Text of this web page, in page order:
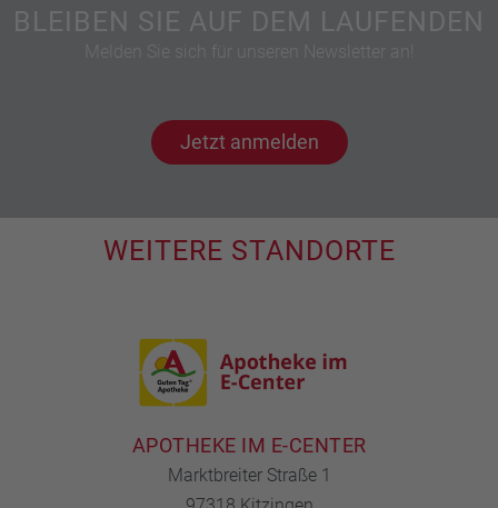
BLEIBEN SIE AUF DEM LAUFENDEN
Melden Sie sich für unseren Newsletter an!
Jetzt anmelden
WEITERE STANDORTE
APOTHEKE IM E-CENTER
Marktbreiter Straße 1